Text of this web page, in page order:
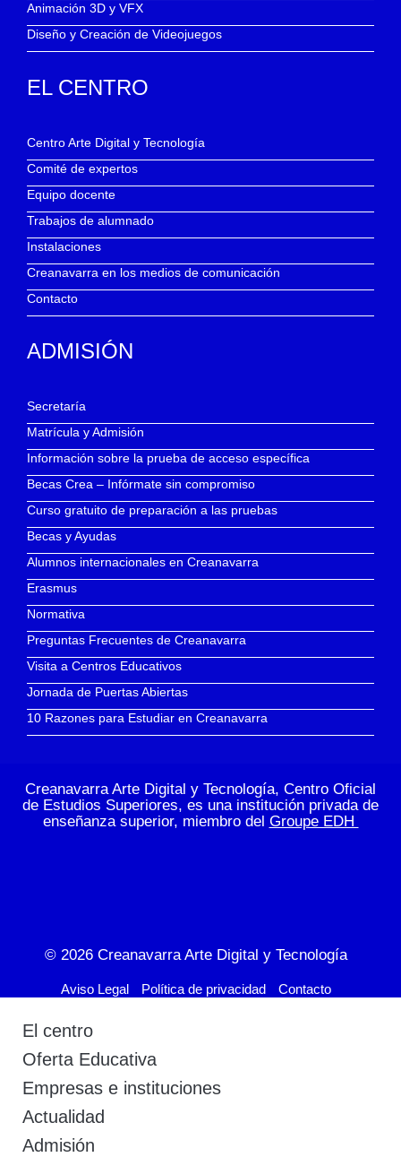
Animación 3D y VFX
Diseño y Creación de Videojuegos
EL CENTRO
Centro Arte Digital y Tecnología
Comité de expertos
Equipo docente
Trabajos de alumnado
Instalaciones
Creanavarra en los medios de comunicación
Contacto
ADMISIÓN
Secretaría
Matrícula y Admisión
Información sobre la prueba de acceso específica
Becas Crea – Infórmate sin compromiso
Curso gratuito de preparación a las pruebas
Becas y Ayudas
Alumnos internacionales en Creanavarra
Erasmus
Normativa
Preguntas Frecuentes de Creanavarra
Visita a Centros Educativos
Jornada de Puertas Abiertas
10 Razones para Estudiar en Creanavarra
Creanavarra Arte Digital y Tecnología, Centro Oficial
de Estudios Superiores, es una institución privada de
enseñanza superior, miembro del Groupe EDH
© 2026 Creanavarra Arte Digital y Tecnología
Aviso Legal Política de privacidad Contacto
El centro
Oferta Educativa
Empresas e instituciones
Actualidad
Admisión